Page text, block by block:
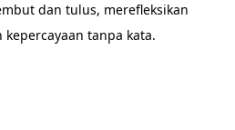
dan tulus, merefleksikan
tanpa kata.